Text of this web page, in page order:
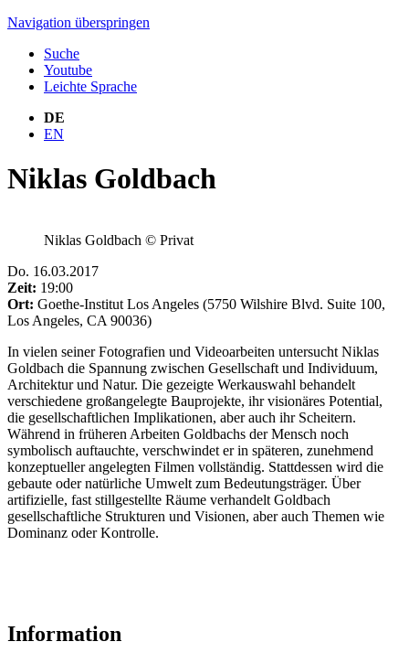
Navigation überspringen
Suche
Youtube
Leichte Sprache
DE
EN
Niklas Goldbach
Niklas Goldbach © Privat
Do. 16.03.2017
Zeit: 19:00
Ort: Goethe-Institut Los Angeles (5750 Wilshire Blvd. Suite 100,
Los Angeles, CA 90036)
In vielen seiner Fotografien und Videoarbeiten untersucht Niklas
Goldbach die Spannung zwischen Gesellschaft und Individuum,
Architektur und Natur. Die gezeigte Werkauswahl behandelt
verschiedene großangelegte Bauprojekte, ihr visionäres Potential,
die gesellschaftlichen Implikationen, aber auch ihr Scheitern.
Während in früheren Arbeiten Goldbachs der Mensch noch
symbolisch auftauchte, verschwindet er in späteren, zunehmend
konzeptueller angelegten Filmen vollständig. Stattdessen wird die
gebaute oder natürliche Umwelt zum Bedeutungsträger. Über
artifizielle, fast stillgestellte Räume verhandelt Goldbach
gesellschaftliche Strukturen und Visionen, aber auch Themen wie
Dominanz oder Kontrolle.
Information